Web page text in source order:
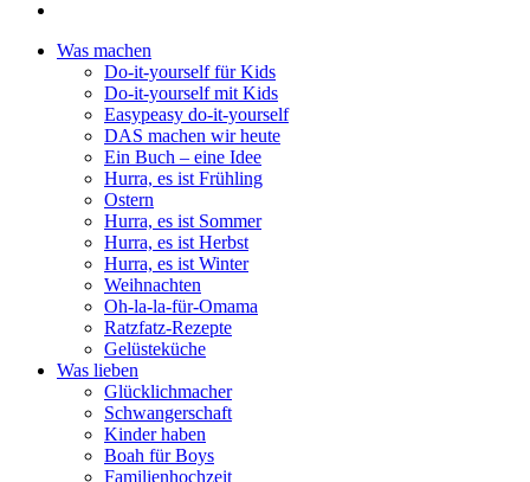
Was machen
Do-it-yourself für Kids
Do-it-yourself mit Kids
Easypeasy do-it-yourself
DAS machen wir heute
Ein Buch – eine Idee
Hurra, es ist Frühling
Ostern
Hurra, es ist Sommer
Hurra, es ist Herbst
Hurra, es ist Winter
Weihnachten
Oh-la-la-für-Omama
Ratzfatz-Rezepte
Gelüsteküche
Was lieben
Glücklichmacher
Schwangerschaft
Kinder haben
Boah für Boys
Familienhochzeit